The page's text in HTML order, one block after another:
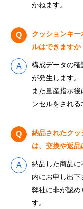
かねます。
クッションキ
ルはできます
構成データの
が発生します。
また量産指示
ンセルをされる
納品されたク
は、交換や返品
納品した商品
内にお申し出下
弊社に非が認め
す。